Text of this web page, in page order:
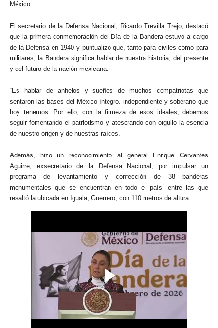
México.
El secretario de la Defensa Nacional, Ricardo Trevilla Trejo, destacó
que la primera conmemoración del Día de la Bandera estuvo a cargo
de la Defensa en 1940 y puntualizó que, tanto para civiles como para
militares, la Bandera significa hablar de nuestra historia, del presente
y del futuro de la nación mexicana.
“Es hablar de anhelos y sueños de muchos compatriotas que
sentaron las bases del México íntegro, independiente y soberano que
hoy tenemos. Por ello, con la firmeza de esos ideales, debemos
seguir fomentando el patriotismo y atesorando con orgullo la esencia
de nuestro origen y de nuestras raíces.
Además, hizo un reconocimiento al general Enrique Cervantes
Aguirre, exsecretario de la Defensa Nacional, por impulsar un
programa de levantamiento y confección de 38 banderas
monumentales que se encuentran en todo el país, entre las que
resaltó la ubicada en Iguala, Guerrero, con 110 metros de altura.